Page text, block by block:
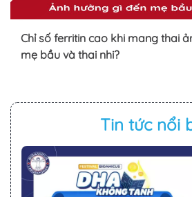
Chỉ số ferritin cao khi mang thai
mẹ bầu và thai nhi?
Tin tức nổi